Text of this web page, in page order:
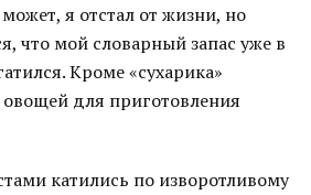
я отстал от жизни, но
что мой словарный запас уже в
Кроме «сухарика»
для приготовления
катились по изворотливому